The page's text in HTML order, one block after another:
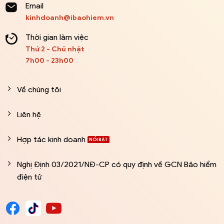
Email
kinhdoanh@ibaohiem.vn
Thời gian làm việc
Thứ 2 - Chủ nhật
7h00 - 23h00
Về chúng tôi
Liên hệ
Hợp tác kinh doanh
Nghị Định 03/2021/NĐ-CP có quy định về GCN Bảo hiểm
điện tử